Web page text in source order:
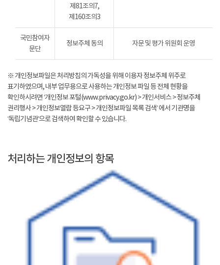
제81조의7,
제160조의3
국민참여자
문단
정보주체 동의 자문 및 평가 위원회 운영
※ 개인정보파일은 처리방침의 가독성을 위해 이용자 정보주체 위주로
표기하였으며, 내부 업무용으로 사용하는 개인정보 파일 등 전체 현황을
확인하시려면 ‘개인정보 포털(www.privacy.go.kr) > 개인서비스 > 정보주체
권리행사 > 개인정보열람 등요구 > 개인정보파일 목록 검색’ 에서 기관명을
‘독립기념관’으로 검색하여 확인할 수 있습니다.
처리하는 개인정보의 항목